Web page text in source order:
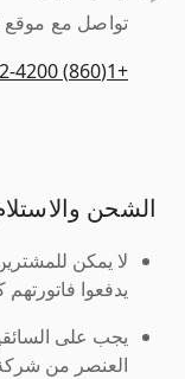
تواصل مع موقع
+1(860) 642-4200
الشحن
لا يمكن
يدفعوا فاتورتهم
يجب على
العنصر من